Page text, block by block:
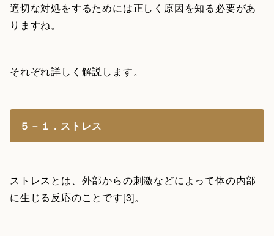
適切な対処をするためには正しく原因を知る必要があ
りますね。
それぞれ詳しく解説します。
５－１．ストレス
ストレスとは、外部からの刺激などによって体の内部
に生じる反応のことです[3]。